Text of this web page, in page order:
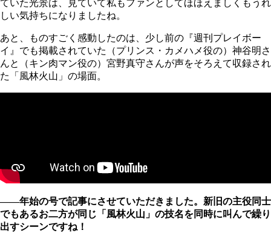
ていた光景は、見ていて私もファンとしてほほえましくもうれ
しい気持ちになりましたね。
あと、ものすごく感動したのは、少し前の『週刊プレイボー
イ』でも掲載されていた（プリンス・カメハメ役の）神谷明さ
んと（キン肉マン役の）宮野真守さんが声をそろえて収録され
た「風林火山」の場面。
――年始の号で記事にさせていただきました。新旧の主役同士
でもあるお二方が同じ「風林火山」の技名を同時に叫んで繰り
出すシーンですね！